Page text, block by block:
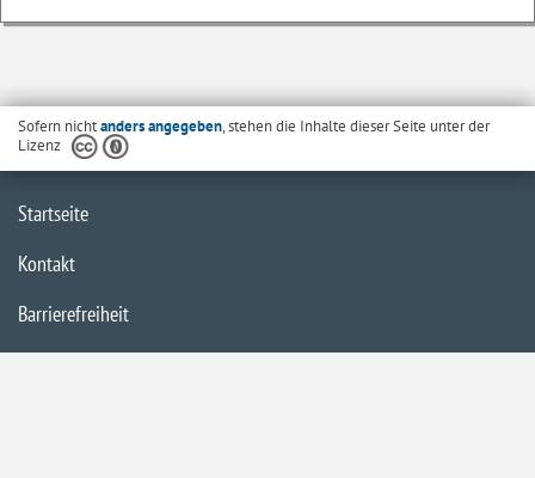
Sofern nichtanders angegeben, stehen die Inhalte dieser Seite unter der
Lizenz
Startseite
Kontakt
Barrierefreiheit